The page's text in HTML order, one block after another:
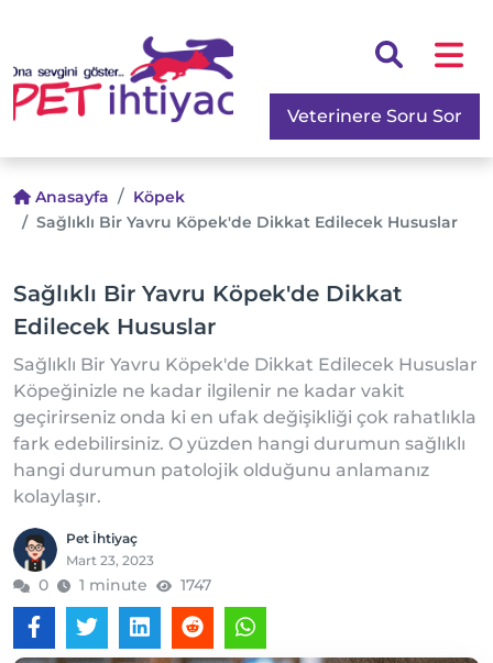
Veterinere Soru Sor
Anasayfa
Köpek
Sağlıklı Bir Yavru Köpek'de Dikkat Edilecek Hususlar
Sağlıklı Bir Yavru Köpek'de Dikkat
Edilecek Hususlar
Sağlıklı Bir Yavru Köpek'de Dikkat Edilecek Hususlar
Köpeğinizle ne kadar ilgilenir ne kadar vakit
geçirirseniz onda ki en ufak değişikliği çok rahatlıkla
fark edebilirsiniz. O yüzden hangi durumun sağlıklı
hangi durumun patolojik olduğunu anlamanız
kolaylaşır.
Pet İhtiyaç
Mart 23, 2023
0 1 minute 1747